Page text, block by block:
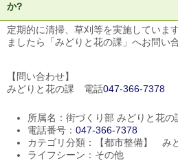
か?
定期的に清掃、草刈等を実施していま
ましたら「みどりと花の課」へお問い
【問い合わせ】
みどりと花の課 電話047-366-7378
所属名：街づくり部 みどりと花の
電話番号： 047-366-7378
カテゴリ分類：【都市整備】 み
ライフシーン：その他